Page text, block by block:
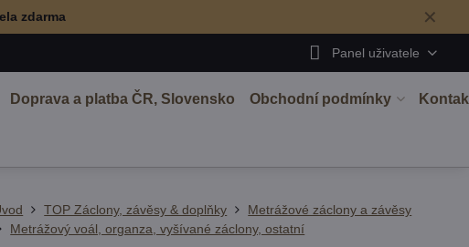
✕
zdarma
Panel uživatele
Doprava a platba ČR, Slovensko Obchodní podmínky
TOP Záclony, závěsy & doplňky
Metrážové záclony a závěsy
Metrážový voál, organza, vyšívané záclony, ostatní